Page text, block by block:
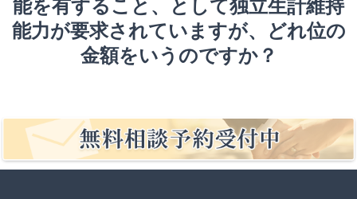
能を有すること、として独立生計維持
能力が要求されていますが、どれ位の
金額をいうのですか？